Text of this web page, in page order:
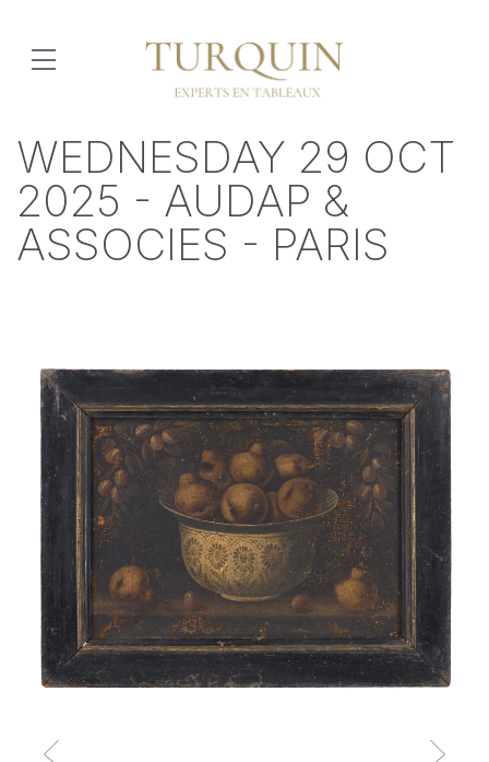
WEDNESDAY 29 OCT
2025 - AUDAP &
ASSOCIES - PARIS